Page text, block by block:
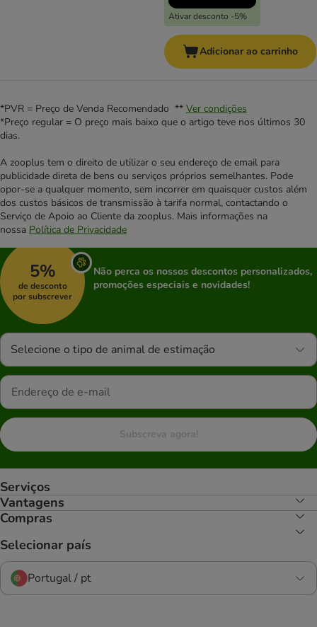
Ativar desconto -5%
Adicionar ao carrinho
*PVR = Preço de Venda Recomendado ** Ver condições
*Preço regular = O preço mais baixo que o artigo teve nos últimos 30
dias.
A zooplus tem o direito de utilizar o seu endereço de email para
publicidade direta de bens ou serviços próprios semelhantes. Pode
opor-se a qualquer momento, sem incorrer em quaisquer custos além
dos custos básicos de transmissão à tarifa normal, contactando o
Serviço de Apoio ao Cliente da zooplus. Mais informações na
nossa Política de Privacidade
5%
de desconto
por subscrever
Não perca os nossos descontos personalizados,
promoções especiais e novidades!
Selecione o tipo de animal de estimação
Subscreva agora!
Serviços
Vantagens
Compras
Selecionar país
Portugal / pt